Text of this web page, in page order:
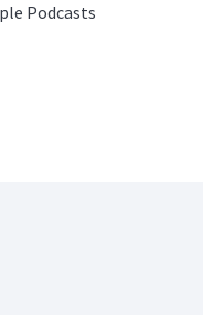
Podcasts